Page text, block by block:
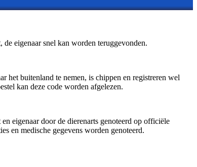
eigenaar snel kan worden teruggevonden.
het buitenland te nemen, is chippen en registreren wel
kan deze code worden afgelezen.
eigenaar door de dierenarts genoteerd op officiële
en medische gegevens worden genoteerd.